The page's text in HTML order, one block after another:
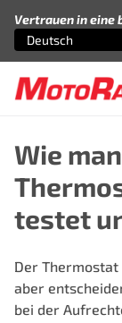
Vertrauen in eine
Wählen Sie eine
Deutsch
Wählen Sie eine
Wie
testet
Der
aber
bei der